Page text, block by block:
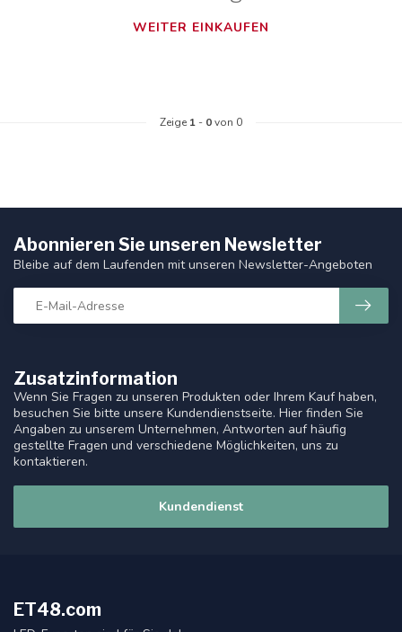
WEITER EINKAUFEN
Zeige 1 - 0von 0
Zusatzinformation
Wenn Sie Fragen zu unseren Produkten oder Ihrem Kauf haben,
besuchen Sie bitte unsere Kundendienstseite. Hier finden Sie
Angaben zu unserem Unternehmen, Antworten auf häufig
gestellte Fragen und verschiedene Möglichkeiten, uns zu
kontaktieren.
Kundendienst
Abonnieren Sie unseren Newsletter
Bleibe auf dem Laufenden mit unseren Newsletter-Angeboten
ET48.com